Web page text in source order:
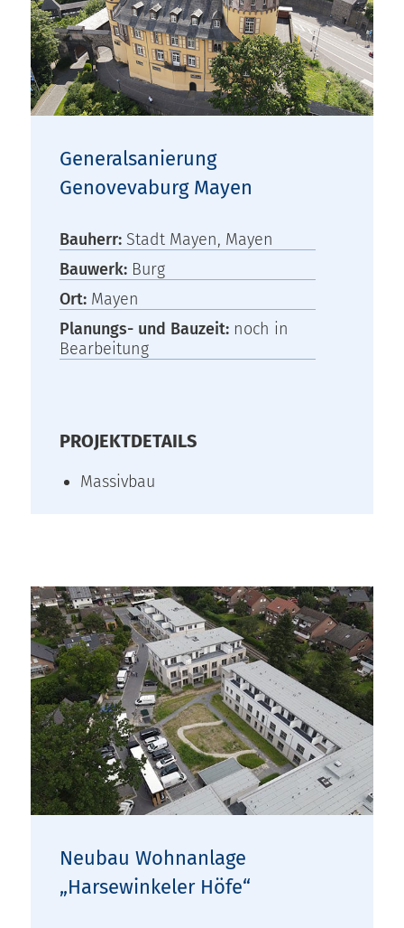
Generalsanierung
Genovevaburg Mayen
Bauherr: Stadt Mayen, Mayen
Bauwerk: Burg
Ort: Mayen
Planungs- und Bauzeit: noch in
Bearbeitung
PROJEKTDETAILS
Massivbau
Neubau Wohnanlage
„Harsewinkeler Höfe“